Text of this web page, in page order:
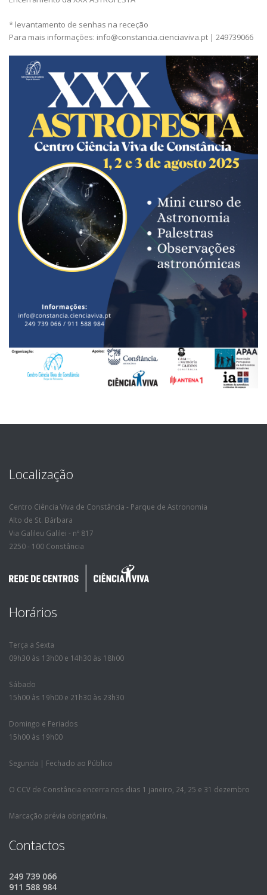
* levantamento de senhas na receção
Para mais informações: info@constancia.cienciaviva.pt | 249739066
Localização
Centro Ciência Viva de Constância - Parque de Astronomia
Alto de St. Bárbara
Via Galileu Galilei - nº 817
2250 - 100 Constância
Horários
Terça a Sexta
09h30 às 13h00 e 14h30 às 18h00
Sábado
15h00 às 19h00 e 21h30 às 23h30
Domingo e Feriados
15h00 às 19h00
Segunda | Fechado ao Público
O CCV de Constância encerra nos dias 1 janeiro, 24, 25 e 31 dezembro
Marcação prévia obrigatória.
Contactos
249 739 066
911 588 984